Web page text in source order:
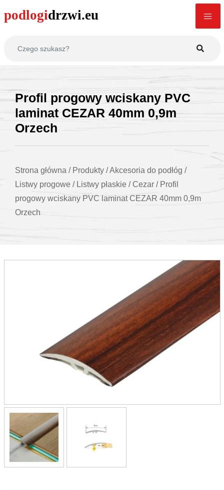
Profil progowy wciskany PVC
laminat CEZAR 40mm 0,9m
Orzech
Strona główna / Produkty /Akcesoria do podłóg /
Listwy progowe / Listwy płaskie / Cezar / Profil
progowy wciskany PVC laminat CEZAR 40mm 0,9m
Orzech